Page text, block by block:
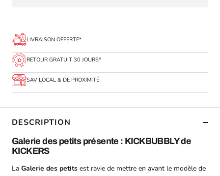
LIVRAISON OFFERTE*
RETOUR GRATUIT 30 JOURS*
SAV LOCAL & DE PROXIMITÉ
DESCRIPTION
Galerie des petits présente : KICKBUBBLY de
KICKERS
La Galerie des petits est ravie de mettre en avant le modèle de